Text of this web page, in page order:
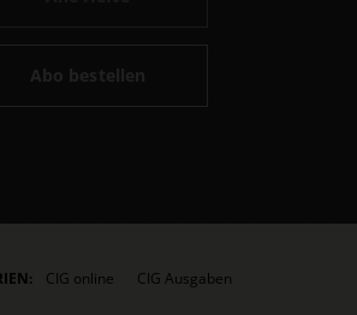
Abo bestellen
CIG online CIG Ausgaben